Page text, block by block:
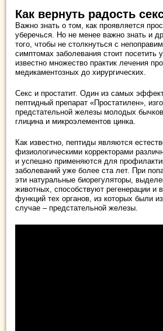
Как вернуть радость
Важно знать о том, как проявляется
уберечься. Но не менее важно знать и
того, чтобы не столкнуться с
симптомах заболевания стоит посетить
известно множество практик лечения
медикаментозных до хирургических.
Секс и простатит. Один из самых
пептидный препарат «Простатилен»,
предстательной железы молодых
глицина и микроэлементов цинка.
Как известно, пептиды являются
физиологическими корректорами
и успешно применяются для
заболеваний уже более ста лет. При
эти натуральные биорегуляторы,
животных, способствуют регенерации и
функций тех органов, из которых были
случае – предстательной железы.